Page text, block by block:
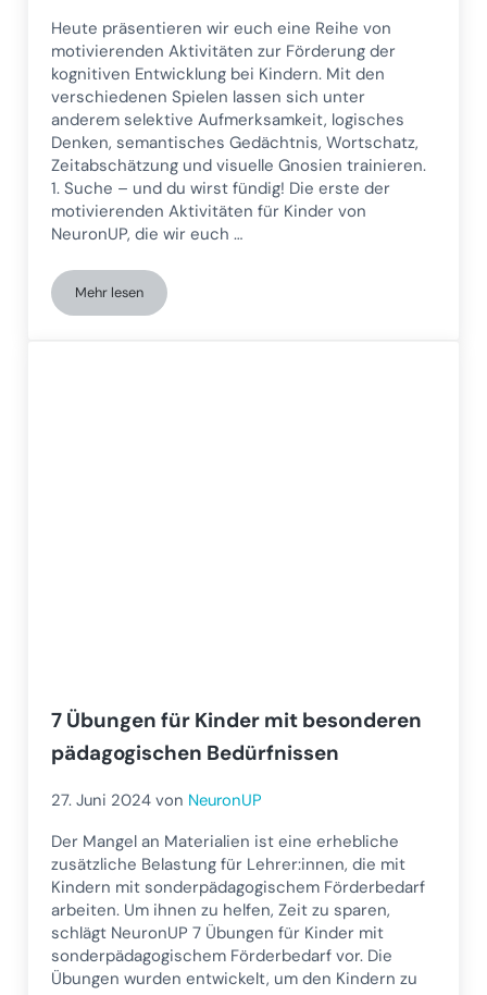
Heute präsentieren wir euch eine Reihe von
motivierenden Aktivitäten zur Förderung der
kognitiven Entwicklung bei Kindern. Mit den
verschiedenen Spielen lassen sich unter
anderem selektive Aufmerksamkeit, logisches
Denken, semantisches Gedächtnis, Wortschatz,
Zeitabschätzung und visuelle Gnosien trainieren.
1. Suche – und du wirst fündig! Die erste der
motivierenden Aktivitäten für Kinder von
NeuronUP, die wir euch …
Mehr lesenVerbesserung der kognitiven Entwicklung bei Kindern:
7 Übungen für Kinder mit besonderen
pädagogischen Bedürfnissen
27. Juni 2024 von NeuronUP
Der Mangel an Materialien ist eine erhebliche
zusätzliche Belastung für Lehrer:innen, die mit
Kindern mit sonderpädagogischem Förderbedarf
arbeiten. Um ihnen zu helfen, Zeit zu sparen,
schlägt NeuronUP 7 Übungen für Kinder mit
sonderpädagogischem Förderbedarf vor. Die
Übungen wurden entwickelt, um den Kindern zu